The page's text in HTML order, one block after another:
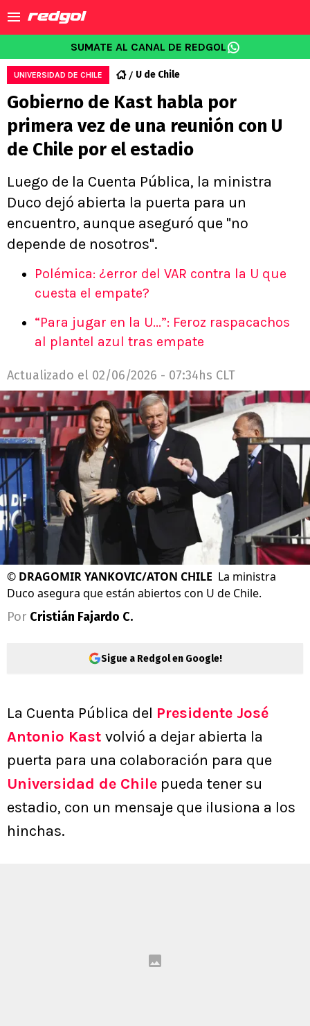
SUMATE AL CANAL DE REDGOL
UNIVERSIDAD DE CHILE U de Chile
Gobierno de Kast habla por
primera vez de una reunión con U
de Chile por el estadio
Luego de la Cuenta Pública, la ministra
Duco dejó abierta la puerta para un
encuentro, aunque aseguró que "no
depende de nosotros".
Polémica: ¿error del VAR contra la U que
cuesta el empate?
“Para jugar en la U...”: Feroz raspacachos
al plantel azul tras empate
Actualizado el 02/06/2026 - 07:34hs CLT
© DRAGOMIR YANKOVIC/ATON CHILE La ministra
Duco asegura que están abiertos con U de Chile.
Por Cristián Fajardo C.
Sigue a Redgol en Google!
La Cuenta Pública del Presidente José
Antonio Kast volvió a dejar abierta la
puerta para una colaboración para que
Universidad de Chile pueda tener su
estadio, con un mensaje que ilusiona a los
hinchas.